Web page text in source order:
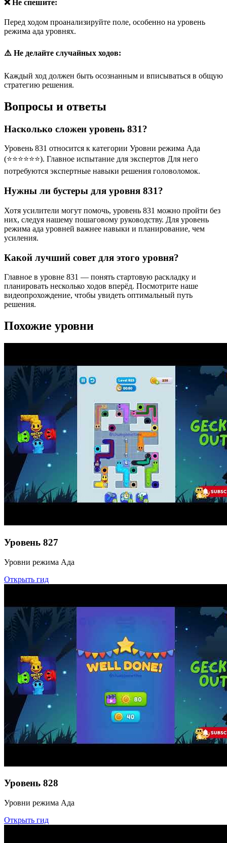
❌ Не спешите:
Перед ходом проанализируйте поле, особенно на уровень
режима ада уровнях.
⚠️ Не делайте случайных ходов:
Каждый ход должен быть осознанным и вписываться в общую
стратегию решения.
Вопросы и ответы
Насколько сложен уровень 831?
Уровень 831 относится к категории Уровни режима Ада
(⭐⭐⭐⭐⭐⭐). Главное испытание для экспертов Для него
потребуются экспертные навыки решения головоломок.
Нужны ли бустеры для уровня 831?
Хотя усилители могут помочь, уровень 831 можно пройти без
них, следуя нашему пошаговому руководству. Для уровень
режима ада уровней важнее навыки и планирование, чем
усиления.
Какой лучший совет для этого уровня?
Главное в уровне 831 — понять стартовую раскладку и
планировать несколько ходов вперёд. Посмотрите наше
видеопрохождение, чтобы увидеть оптимальный путь
решения.
Похожие уровни
Уровень 827
Уровни режима Ада
Открыть гид
Уровень 828
Уровни режима Ада
Открыть гид